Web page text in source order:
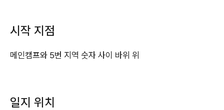
시작 지점
메인캠프와 5번 지역 숫자 사이 바위 위
일지 위치